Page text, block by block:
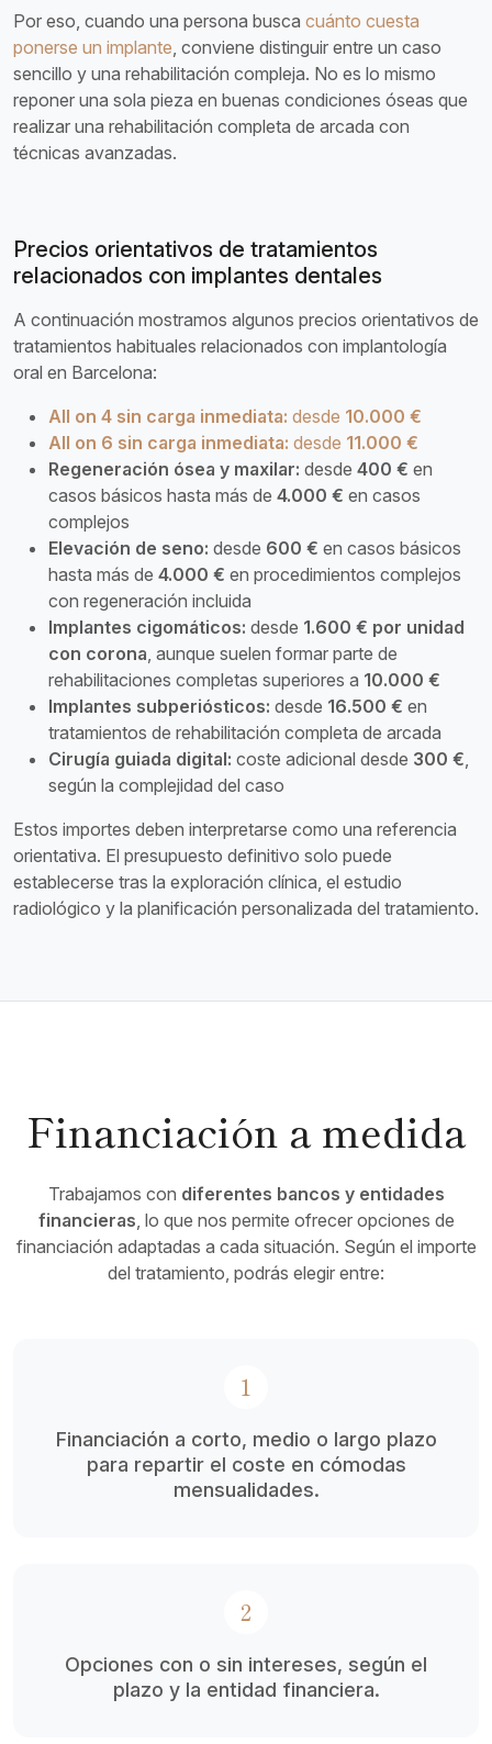
Por eso, cuando una persona busca cuánto cuesta
ponerse un implante , conviene distinguir entre un caso
sencillo y una rehabilitación compleja. No es lo mismo
reponer una sola pieza en buenas condiciones óseas que
realizar una rehabilitación completa de arcada con
técnicas avanzadas.
Precios orientativos de tratamientos
relacionados con implantes dentales
A continuación mostramos algunos precios orientativos de
tratamientos habituales relacionados con implantología
oral en Barcelona:
All on 4 sin carga inmediata: desde 10.000 €
All on 6 sin carga inmediata: desde 11.000 €
Regeneración ósea y maxilar: desde 400 € en
casos básicos hasta más de 4.000 € en casos
complejos
Elevación de seno: desde 600 € en casos básicos
hasta más de 4.000 € en procedimientos complejos
con regeneración incluida
Implantes cigomáticos: desde 1.600 € por unidad
con corona , aunque suelen formar parte de
rehabilitaciones completas superiores a 10.000 €
Implantes subperiósticos: desde 16.500 € en
tratamientos de rehabilitación completa de arcada
Cirugía guiada digital: coste adicional desde 300 €
según la complejidad del caso
Estos importes deben interpretarse como una referencia
orientativa. El presupuesto definitivo solo puede
establecerse tras la exploración clínica, el estudio
radiológico y la planificación personalizada del tratamiento.
Financiación a medida
Trabajamos con diferentes bancos y entidades
financieras , lo que nos permite ofrecer opciones de
financiación adaptadas a cada situación. Según el importe
del tratamiento, podrás elegir entre:
1
Financiación a corto, medio o largo plazo
para repartir el coste en cómodas
mensualidades.
2
Opciones con o sin intereses, según el
plazo y la entidad financiera.